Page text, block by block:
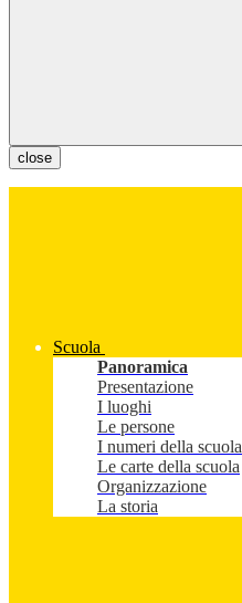
close
Scuola
Panoramica
Presentazione
I luoghi
Le persone
I numeri della scuola
Le carte della scuola
Organizzazione
La storia